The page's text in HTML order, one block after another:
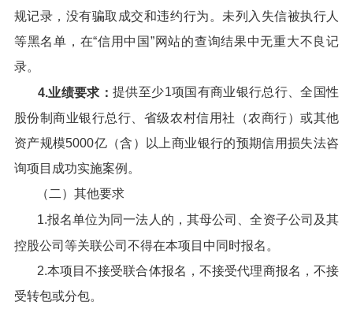
规记录，没有骗取成交和违约行为。未列入失信被执行人
等黑名单，在“信用中国”网站的查询结果中无重大不良记
录。
4.业绩要求：提供至少1项国有商业银行总行、全国性
股份制商业银行总行、省级农村信用社（农商行）或其他
资产规模5000亿（含）以上商业银行的预期信用损失法咨
询项目成功实施案例。
（二）其他要求
1.报名单位为同一法人的，其母公司、全资子公司及其
控股公司等关联公司不得在本项目中同时报名。
2.本项目不接受联合体报名，不接受代理商报名，不接
受转包或分包。